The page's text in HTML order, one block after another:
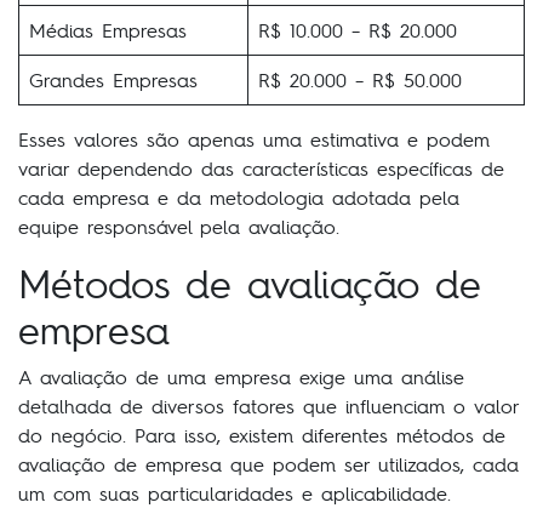
Médias Empresas
R$ 10.000 – R$ 20.000
Grandes Empresas
R$ 20.000 – R$ 50.000
Esses valores são apenas uma estimativa e podem
variar dependendo das características específicas de
cada empresa e da metodologia adotada pela
equipe responsável pela avaliação.
Métodos de avaliação de
empresa
A avaliação de uma empresa exige uma análise
detalhada de diversos fatores que influenciam o valor
do negócio. Para isso, existem diferentes métodos de
avaliação de empresa que podem ser utilizados, cada
um com suas particularidades e aplicabilidade.